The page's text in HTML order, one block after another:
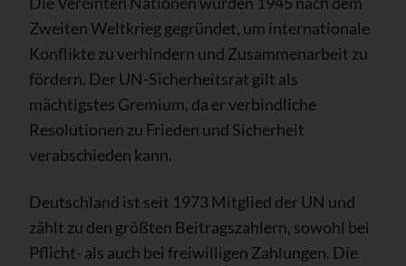
Zweiten Weltkrieg gegründet, um internationale
Konflikte zu verhindern und Zusammenarbeit zu
fördern. Der UN-Sicherheitsrat gilt als
mächtigstes Gremium, da er verbindliche
Resolutionen zu Frieden und Sicherheit
verabschieden kann.
Deutschland ist seit 1973 Mitglied der UN und
zählt zu den größten Beitragszahlern, sowohl bei
Pflicht- als auch bei freiwilligen Zahlungen. Die